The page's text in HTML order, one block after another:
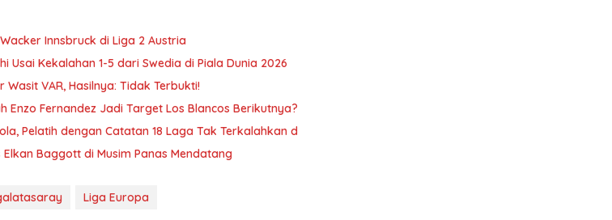
Innsbruck di Liga 2 Austria
Usai Kekalahan 1-5 dari Swedia di Piala Dunia 2026
Wasit VAR, Hasilnya: Tidak Terbukti!
Enzo Fernandez Jadi Target Los Blancos Berikutnya?
Pelatih dengan Catatan 18 Laga Tak Terkalahkan d
Baggott di Musim Panas Mendatang
Liga Europa